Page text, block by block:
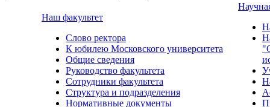
Наш факультет
Слово ректора
К юбилею Московского университета
Общие сведения
Руководство факультета
Сотрудники факультета
Структура и подразделения
Нормативные документы